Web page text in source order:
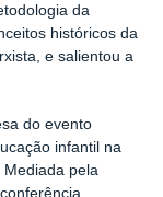
da
históricos da
e salientou a
do evento
infantil na
Mediada pela